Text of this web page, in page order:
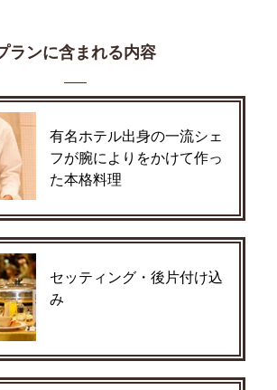
ランに含まれる内容
有名ホテル出身の一流シェ
フが腕によりをかけて作っ
た本格料理
セッティング・後片付け込
み